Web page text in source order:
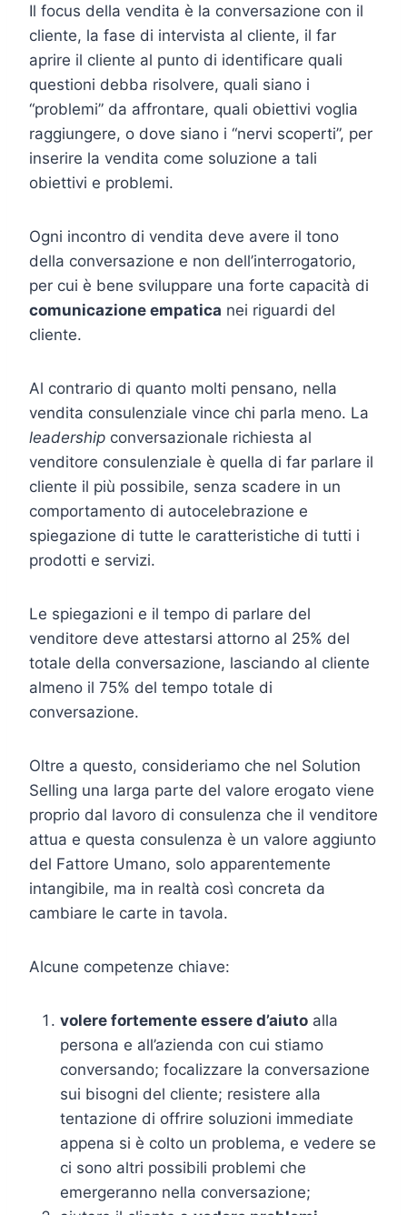
Il focus della vendita è la conversazione con il
cliente, la fase di intervista al cliente, il far
aprire il cliente al punto di identificare quali
questioni debba risolvere, quali siano i
“problemi” da affrontare, quali obiettivi voglia
raggiungere, o dove siano i “nervi scoperti”, per
inserire la vendita come soluzione a tali
obiettivi e problemi.
Ogni incontro di vendita deve avere il tono
della conversazione e non dell’interrogatorio,
per cui è bene sviluppare una forte capacità di
comunicazione empatica nei riguardi del
cliente.
Al contrario di quanto molti pensano, nella
vendita consulenziale vince chi parla meno. La
leadership conversazionale richiesta al
venditore consulenziale è quella di far parlare il
cliente il più possibile, senza scadere in un
comportamento di autocelebrazione e
spiegazione di tutte le caratteristiche di tutti i
prodotti e servizi.
Le spiegazioni e il tempo di parlare del
venditore deve attestarsi attorno al 25% del
totale della conversazione, lasciando al cliente
almeno il 75% del tempo totale di
conversazione.
Oltre a questo, consideriamo che nel Solution
Selling una larga parte del valore erogato viene
proprio dal lavoro di consulenza che il venditore
attua e questa consulenza è un valore aggiunto
del Fattore Umano, solo apparentemente
intangibile, ma in realtà così concreta da
cambiare le carte in tavola.
Alcune competenze chiave:
volere fortemente essere d’aiuto alla
persona e all’azienda con cui stiamo
conversando; focalizzare la conversazione
sui bisogni del cliente; resistere alla
tentazione di offrire soluzioni immediate
appena si è colto un problema, e vedere se
ci sono altri possibili problemi che
emergeranno nella conversazione;